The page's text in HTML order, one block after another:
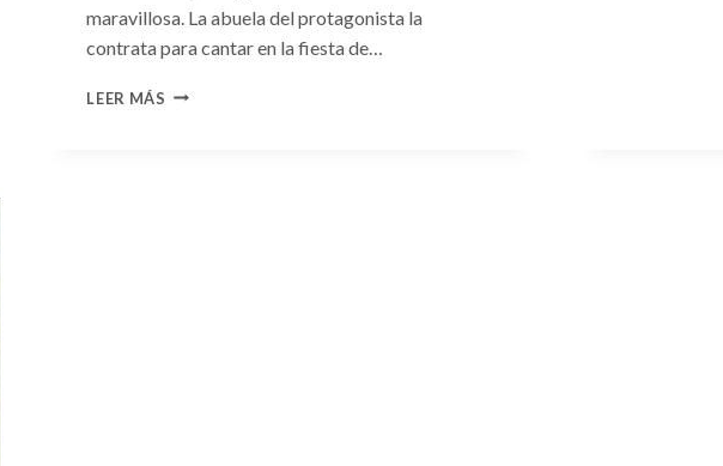
maravillosa. La abuela del protagonista la
contrata para cantar en la fiesta de…
LEER MÁS CONSULTA